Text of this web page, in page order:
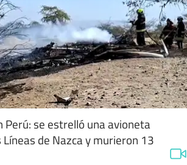
Perú: se estrelló una avioneta
de Nazca y murieron 13